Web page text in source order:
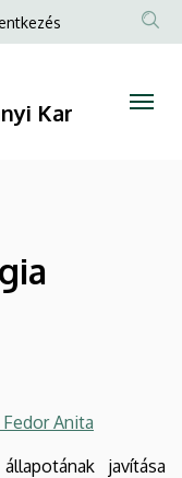
Kar
Anita
javítása